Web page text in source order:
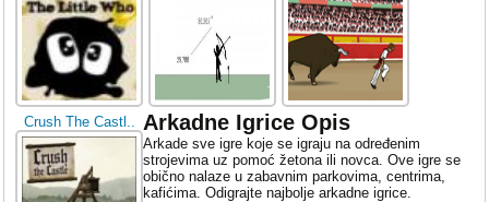
Crush The Castl.. Arkadne Igrice Opis
Arkade sve igre koje se igraju na određenim
strojevima uz pomoć žetona ili novca. Ove igre se
obično nalaze u zabavnim parkovima, centrima,
kafićima. Odigrajte najbolje arkadne igrice.